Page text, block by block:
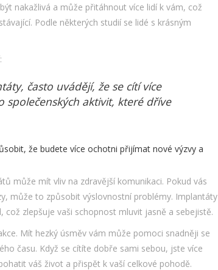
nakažlivá a může přitáhnout více lidí k vám, což
Podle některých studií se lidé s krásným
často uvádějí, že se cítí více
společenských aktivit, které dříve
že budete více ochotni přijímat nové výzvy a
může mít vliv na zdravější komunikaci. Pokud vás
může to způsobit výslovnostní problémy. Implantáty
zlepšuje vaši schopnost mluvit jasně a sebejistě.
Mít hezký úsměv vám může pomoci snadněji se
času. Když se cítíte dobře sami sebou, jste více
váš život a přispět k vaší celkové pohodě.